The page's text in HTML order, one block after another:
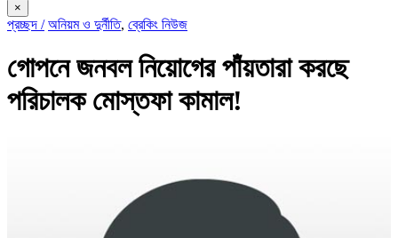
×
প্রচ্ছদ / অনিয়ম ও দুর্নীতি, ব্রেকিং নিউজ
গোপনে জনবল নিয়োগের পাঁয়তারা করছে
পরিচালক মোস্তফা কামাল!